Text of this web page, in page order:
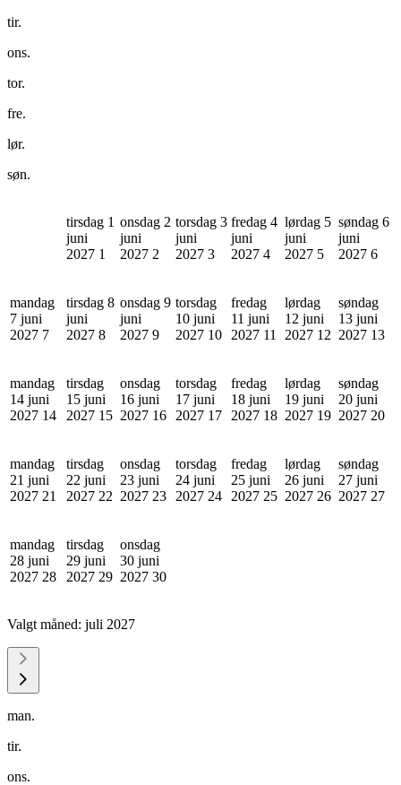
tir.
ons.
tor.
fre.
lør.
søn.
tirsdag 1
juni
2027 1
onsdag 2
juni
2027 2
torsdag 3
juni
2027 3
fredag 4
juni
2027 4
lørdag 5
juni
2027 5
søndag 6
juni
2027 6
mandag
7 juni
2027 7
tirsdag 8
juni
2027 8
onsdag 9
juni
2027 9
torsdag
10 juni
2027 10
fredag
11 juni
2027 11
lørdag
12 juni
2027 12
søndag
13 juni
2027 13
mandag
14 juni
2027 14
tirsdag
15 juni
2027 15
onsdag
16 juni
2027 16
torsdag
17 juni
2027 17
fredag
18 juni
2027 18
lørdag
19 juni
2027 19
søndag
20 juni
2027 20
mandag
21 juni
2027 21
tirsdag
22 juni
2027 22
onsdag
23 juni
2027 23
torsdag
24 juni
2027 24
fredag
25 juni
2027 25
lørdag
26 juni
2027 26
søndag
27 juni
2027 27
mandag
28 juni
2027 28
tirsdag
29 juni
2027 29
onsdag
30 juni
2027 30
Valgt måned: juli 2027
man.
tir.
ons.